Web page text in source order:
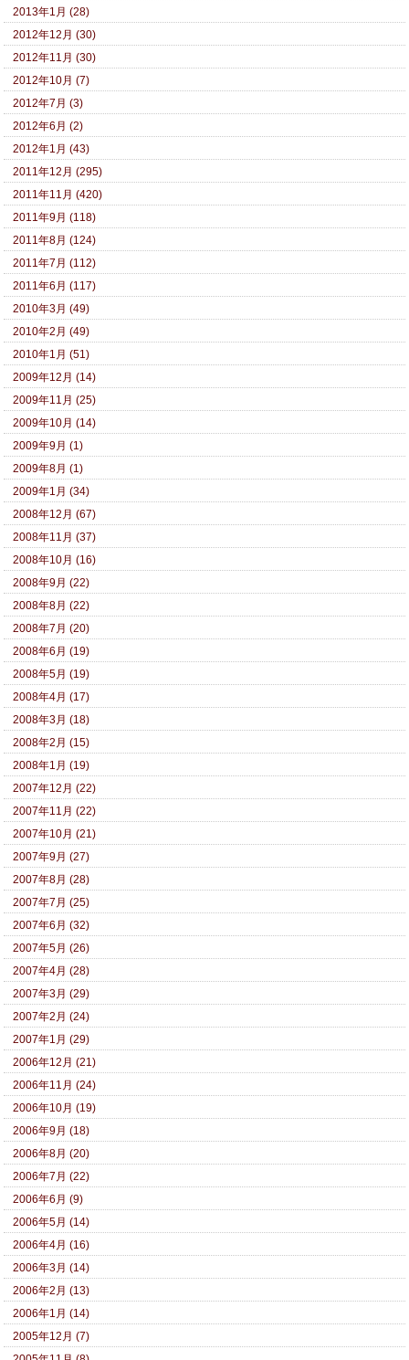
2013年1月 (28)
2012年12月 (30)
2012年11月 (30)
2012年10月 (7)
2012年7月 (3)
2012年6月 (2)
2012年1月 (43)
2011年12月 (295)
2011年11月 (420)
2011年9月 (118)
2011年8月 (124)
2011年7月 (112)
2011年6月 (117)
2010年3月 (49)
2010年2月 (49)
2010年1月 (51)
2009年12月 (14)
2009年11月 (25)
2009年10月 (14)
2009年9月 (1)
2009年8月 (1)
2009年1月 (34)
2008年12月 (67)
2008年11月 (37)
2008年10月 (16)
2008年9月 (22)
2008年8月 (22)
2008年7月 (20)
2008年6月 (19)
2008年5月 (19)
2008年4月 (17)
2008年3月 (18)
2008年2月 (15)
2008年1月 (19)
2007年12月 (22)
2007年11月 (22)
2007年10月 (21)
2007年9月 (27)
2007年8月 (28)
2007年7月 (25)
2007年6月 (32)
2007年5月 (26)
2007年4月 (28)
2007年3月 (29)
2007年2月 (24)
2007年1月 (29)
2006年12月 (21)
2006年11月 (24)
2006年10月 (19)
2006年9月 (18)
2006年8月 (20)
2006年7月 (22)
2006年6月 (9)
2006年5月 (14)
2006年4月 (16)
2006年3月 (14)
2006年2月 (13)
2006年1月 (14)
2005年12月 (7)